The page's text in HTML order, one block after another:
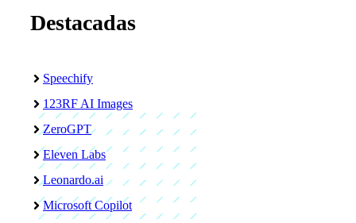
Destacadas
Speechify
123RF AI Images
ZeroGPT
Eleven Labs
Leonardo.ai
Microsoft Copilot